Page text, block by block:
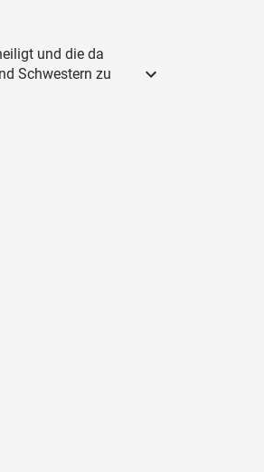
und die da
Schwestern zu